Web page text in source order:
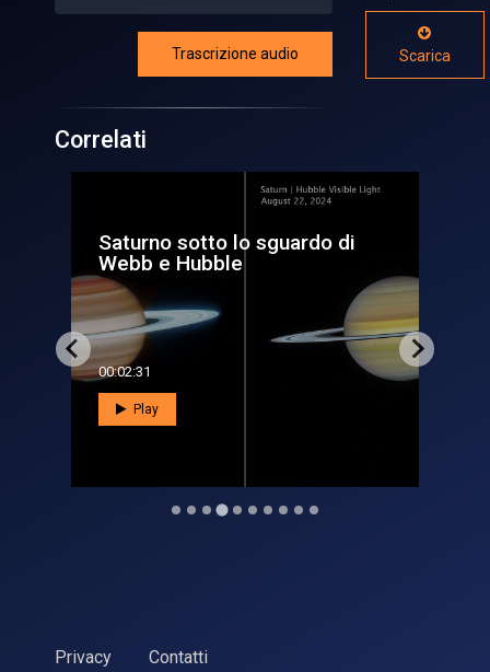
Trascrizione audio Scarica
Correlati
Un test su drone per
Hera
Privacy Contatti